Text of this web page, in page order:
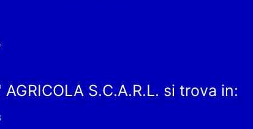
AGRICOLA S.C.A.R.L. si trova in: